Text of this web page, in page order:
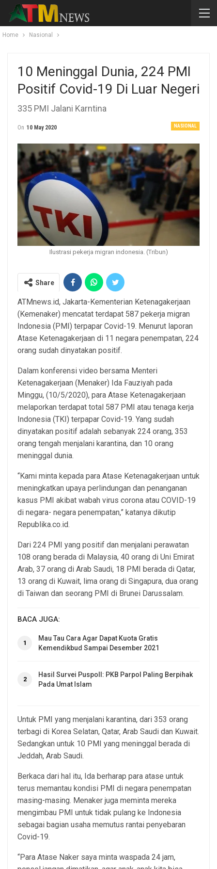
Home Nasional
10 Meninggal Dunia, 224 PMI
Positif Covid-19 Di Luar Negeri
335 PMI Jalani Karntina
NASIONAL
On 10 May 2020
Ilustrasi pekerja migran indonesia. (Tribun)
Share
ATMnews.id, Jakarta-Kementerian Ketenagakerjaan
(Kemenaker) mencatat terdapat 587 pekerja migran
Indonesia (PMI) terpapar Covid-19. Menurut laporan
Atase Ketenagakerjaan di 11 negara penempatan, 224
orang sudah dinyatakan positif.
Dalam konferensi video bersama Menteri
Ketenagakerjaan (Menaker) Ida Fauziyah pada
Minggu, (10/5/2020), para Atase Ketenagakerjaan
melaporkan terdapat total 587 PMI atau tenaga kerja
Indonesia (TKI) terpapar Covid-19. Yang sudah
dinyatakan positif adalah sebanyak 224 orang, 353
orang tengah menjalani karantina, dan 10 orang
meninggal dunia.
“Kami minta kepada para Atase Ketenagakerjaan untuk
meningkatkan upaya perlindungan dan penanganan
kasus PMI akibat wabah virus corona atau COVID-19
di negara- negara penempatan,” katanya dikutip
Republika.co.id.
Dari 224 PMI yang positif dan menjalani perawatan
108 orang berada di Malaysia, 40 orang di Uni Emirat
Arab, 37 orang di Arab Saudi, 18 PMI berada di Qatar,
13 orang di Kuwait, lima orang di Singapura, dua orang
di Taiwan dan seorang PMI di Brunei Darussalam.
BACA JUGA:
1
Mau Tau Cara Agar Dapat Kuota Gratis
Kemendikbud Sampai Desember 2021
2
Hasil Survei Puspoll: PKB Parpol Paling Berpihak
Pada Umat Islam
Untuk PMI yang menjalani karantina, dari 353 orang
terbagi di Korea Selatan, Qatar, Arab Saudi dan Kuwait.
Sedangkan untuk 10 PMI yang meninggal berada di
Jeddah, Arab Saudi.
Berkaca dari hal itu, Ida berharap para atase untuk
terus memantau kondisi PMI di negara penempatan
masing-masing. Menaker juga meminta mereka
mengimbau PMI untuk tidak pulang ke Indonesia
sebagai bagian usaha memutus rantai penyebaran
Covid-19.
“Para Atase Naker saya minta waspada 24 jam,